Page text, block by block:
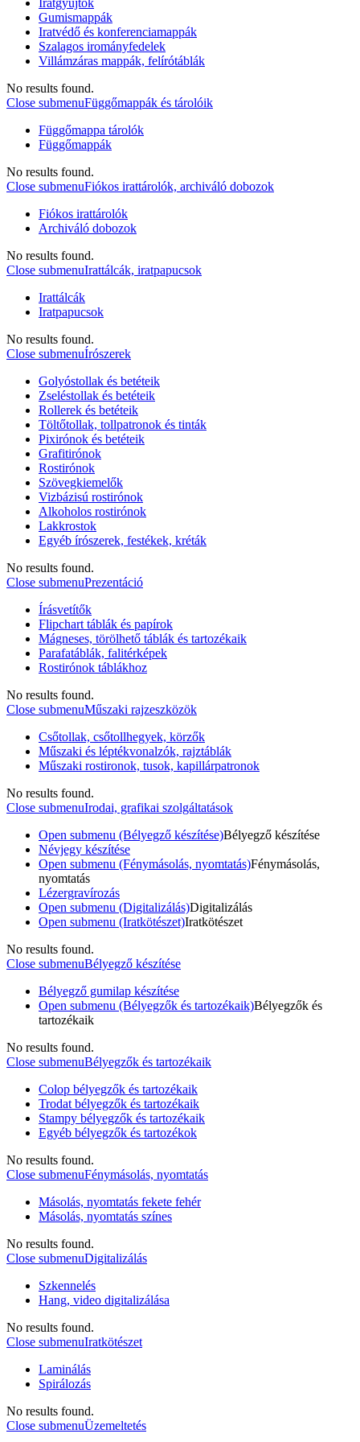
Iratgyűjtők
Gumismappák
Iratvédő és konferenciamappák
Szalagos irományfedelek
Villámzáras mappák, felírótáblák
No results found.
Close submenuFüggőmappák és tárolóik
Függőmappa tárolók
Függőmappák
No results found.
Close submenuFiókos irattárolók, archiváló dobozok
Fiókos irattárolók
Archiváló dobozok
No results found.
Close submenuIrattálcák, iratpapucsok
Irattálcák
Iratpapucsok
No results found.
Close submenuÍrószerek
Golyóstollak és betéteik
Zseléstollak és betéteik
Rollerek és betéteik
Töltőtollak, tollpatronok és tinták
Pixirónok és betéteik
Grafitirónok
Rostirónok
Szövegkiemelők
Vizbázisú rostirónok
Alkoholos rostirónok
Lakkrostok
Egyéb írószerek, festékek, kréták
No results found.
Close submenuPrezentáció
Írásvetítők
Flipchart táblák és papírok
Mágneses, törölhető táblák és tartozékaik
Parafatáblák, falitérképek
Rostirónok táblákhoz
No results found.
Close submenuMűszaki rajzeszközök
Csőtollak, csőtollhegyek, körzők
Műszaki és léptékvonalzók, rajztáblák
Műszaki rostironok, tusok, kapillárpatronok
No results found.
Close submenuIrodai, grafikai szolgáltatások
Open submenu (Bélyegző készítése)Bélyegző készítése
Névjegy készítése
Open submenu (Fénymásolás, nyomtatás)Fénymásolás,
nyomtatás
Lézergravírozás
Open submenu (Digitalizálás)Digitalizálás
Open submenu (Iratkötészet)Iratkötészet
No results found.
Close submenuBélyegző készítése
Bélyegző gumilap készítése
Open submenu (Bélyegzők és tartozékaik)Bélyegzők és
tartozékaik
No results found.
Close submenuBélyegzők és tartozékaik
Colop bélyegzők és tartozékaik
Trodat bélyegzők és tartozékaik
Stampy bélyegzők és tartozékaik
Egyéb bélyegzők és tartozékok
No results found.
Close submenuFénymásolás, nyomtatás
Másolás, nyomtatás fekete fehér
Másolás, nyomtatás színes
No results found.
Close submenuDigitalizálás
Szkennelés
Hang, video digitalizálása
No results found.
Close submenuIratkötészet
Laminálás
Spirálozás
No results found.
Close submenuÜzemeltetés